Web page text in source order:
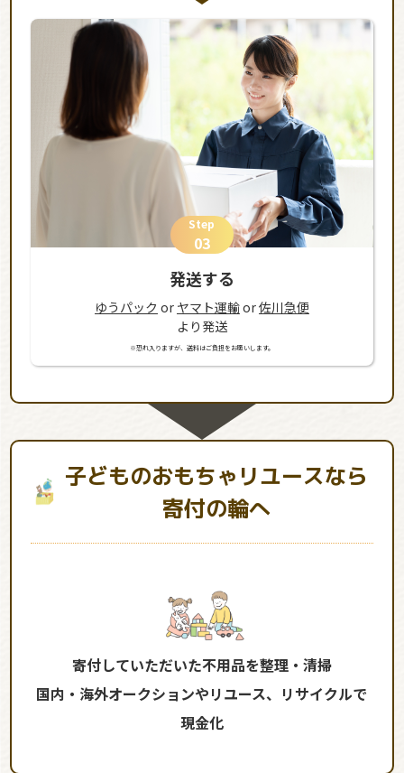
Step
03
発送する
ゆうパック or ヤマト運輸or佐川急便
より発送
※恐れ入りますが、送料はご負担をお願いします。
子どものおもちゃリユースなら
寄付の輪へ
寄付していただいた不用品を整理・清掃
国内・海外オークションやリユース、リサイクルで
現金化